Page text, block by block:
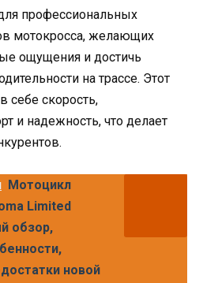
профессиональных
мотокросса, желающих
ощущения и достичь
на трассе. Этот
себе скорость,
и надежность, что делает
Мотоцикл
Limited
обзор,
новой